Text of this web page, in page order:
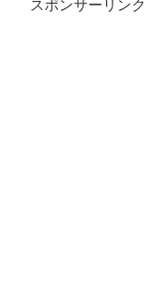
スポンサーリンク